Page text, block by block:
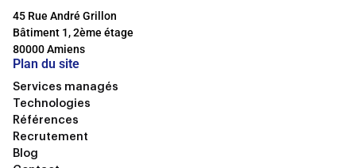
45 Rue André Grillon
Bâtiment 1, 2ème étage
80000 Amiens
Plan du site
Services managés
Technologies
Références
Recrutement
Blog